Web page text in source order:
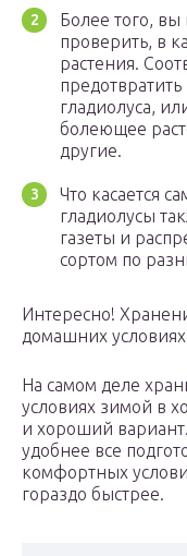
Более того,
проверить, в
растения.
гладиолуса,
болеющее
другие.
Что касается
гладиолусы
газеты и
сортом по
Интересно!
домашних условиях
На самом деле
условиях зимой в
и хороший
удобнее все
комфортных
гораздо быстрее.